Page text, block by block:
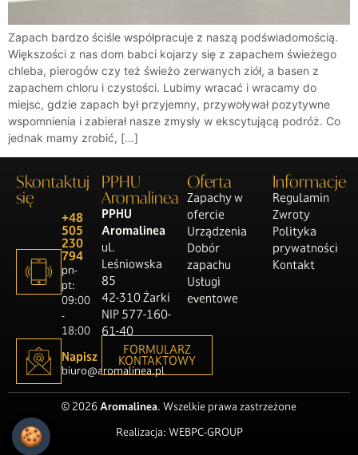
Zapach bardzo ściśle współpracuje z naszą podświadomością.
Większości z nas dom babci kojarzy się z zapachem świeżego
chleba, pierogów czy też świeżo zerwanych ziół, a basen z
zapachem chloru i czystości. Lubimy wracać i wracamy do
miejsc, gdzie zapach był przyjemny, przywoływał pozytywne
wspomnienia i zabierał nasze zmysły w ekscytującą podróż. Co
jednak mamy zrobić, […]
Skontaktuj
się
+48
505
230
794
pn-
pt:
09:00
-
18:00
Napisz
biuro@aromalinea.pl
PPHU
Aromalinea
PPHU
Aromalinea
ul.
Leśniowska
85
42-310 Żarki
NIP 577-160-
61-40
FORMULARZ
KONTAKTOWY
Oferta
Zapachy w
ofercie
Urządzenia
Dobór
zapachu
Usługi
eventowe
Informacje
Regulamin
Zwroty
Polityka
prywatności
Kontakt
© 2026Aromalinea. Wszelkie prawa zastrzeżone
Realizacja: WEBPC-GROUP
🍪